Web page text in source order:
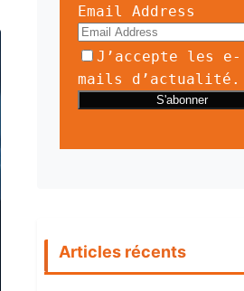
Email Address
J’accepte les e-
mails d’actualité.
Articles récents